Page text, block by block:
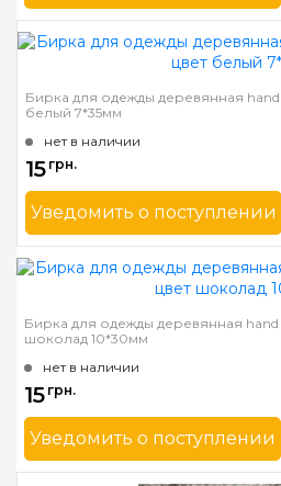
Бренд
Страна-производитель
Бирка для одежды деревянная
белый 7*35мм
нет в наличии
15 грн.
Уведомить о поступлении
Бренд
Страна-производитель
Бирка для одежды деревянная
шоколад 10*30мм
нет в наличии
15 грн.
Уведомить о поступлении
Бренд